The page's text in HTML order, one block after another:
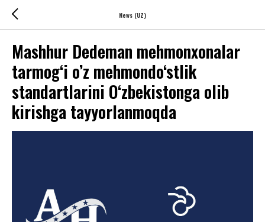
News (UZ)
Mashhur Dedeman mehmonxonalar
tarmog‘i o’z mehmondo‘stlik
standartlarini O‘zbekistonga olib
kirishga tayyorlanmoqda